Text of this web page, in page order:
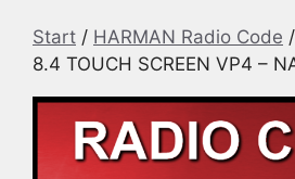
Start / HARMAN Radio Code
8.4 TOUCH SCREEN VP4 –